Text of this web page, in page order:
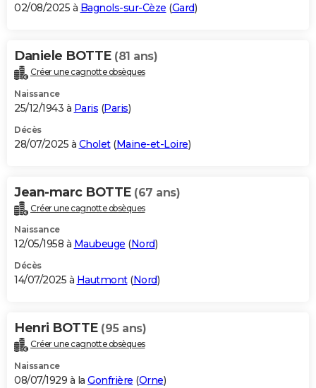
02/08/2025 à Bagnols-sur-Cèze (Gard)
Daniele BOTTE (81 ans)
Créer une cagnotte obsèques
Naissance
25/12/1943 à Paris (Paris)
Décès
28/07/2025 à Cholet(Maine-et-Loire)
Jean-marc BOTTE (67 ans)
Créer une cagnotte obsèques
Naissance
12/05/1958 à Maubeuge (Nord)
Décès
14/07/2025 à Hautmont(Nord)
Henri BOTTE (95 ans)
Créer une cagnotte obsèques
Naissance
08/07/1929 à la Gonfrière (Orne)